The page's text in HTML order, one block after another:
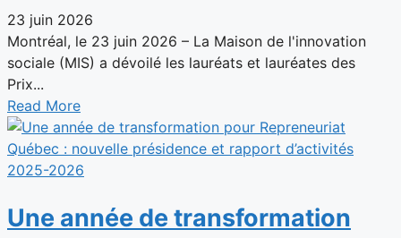
23 juin 2026
Montréal, le 23 juin 2026 – La Maison de l'innovation
sociale (MIS) a dévoilé les lauréats et lauréates des
Prix...
Read More
Une année de transformation